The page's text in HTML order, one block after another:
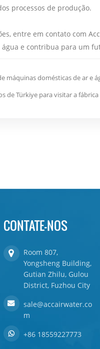
processos de produção.
entre em contato com
e contribua para um
máquinas domésticas de ar e
de Türkiye para visitar a fábrica
CONTATE-NOS
Room 807,
Yongsheng Building,
Gutian Zhilu, Gulou
District, Fuzhou City
sale@accairwater.co
m
+86 18559227773